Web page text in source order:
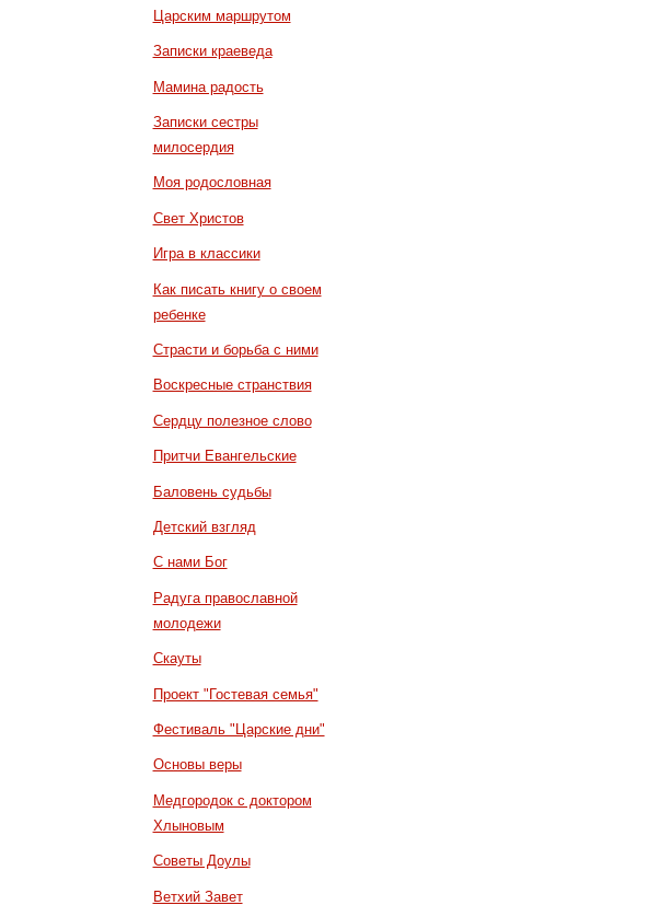
Царским маршрутом
Записки краеведа
Мамина радость
Записки сестры
милосердия
Моя родословная
Свет Христов
Игра в классики
Как писать книгу о своем
ребенке
Страсти и борьба с ними
Воскресные странствия
Сердцу полезное слово
Притчи Евангельские
Баловень судьбы
Детский взгляд
С нами Бог
Радуга православной
молодежи
Скауты
Проект "Гостевая семья"
Фестиваль "Царские дни"
Основы веры
Медгородок с доктором
Хлыновым
Советы Доулы
Ветхий Завет